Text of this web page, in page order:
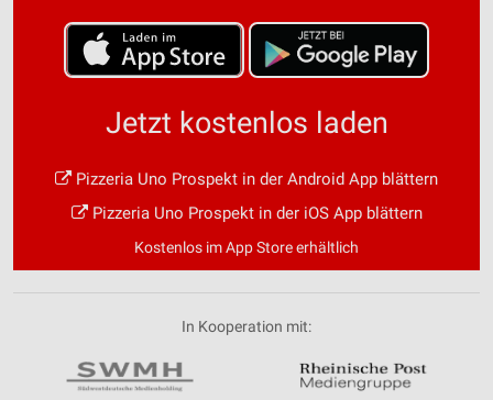
Jetzt kostenlos laden
Pizzeria Uno Prospekt in der Android App blättern
Pizzeria Uno Prospekt in der iOS App blättern
Kostenlos im App Store erhältlich
In Kooperation mit: